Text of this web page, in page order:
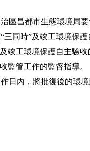
昌都市生態環境局要
同時”及竣工環境保
竣工環境保護自主驗
監管工作的監督指導。
內，將批復後的環境